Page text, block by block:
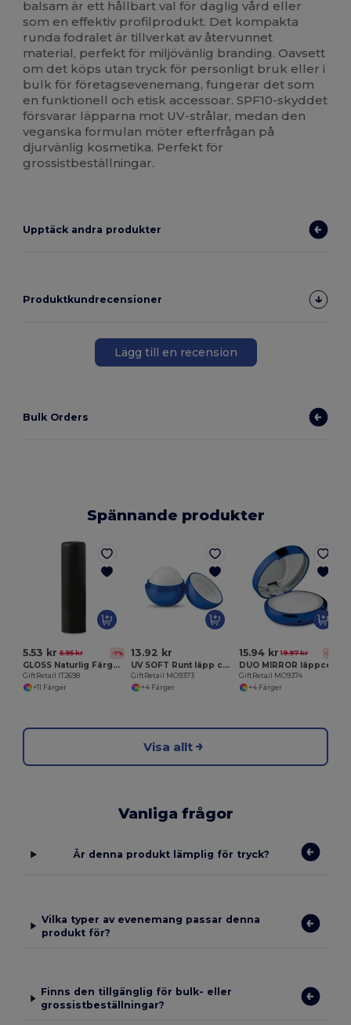
balsam är ett hållbart val för daglig vård eller
som en effektiv profilprodukt. Det kompakta
runda fodralet är tillverkat av återvunnet
material, perfekt för miljövänlig branding. Oavsett
om det köps utan tryck för personligt bruk eller i
bulk för företagsevenemang, fungerar det som
en funktionell och etisk accessoar. SPF10-skyddet
försvarar läpparna mot UV-strålar, medan den
veganska formulan möter efterfrågan på
djurvänlig kosmetika. Perfekt för
grossistbeställningar.
Upptäck andra produkter
Produktkundrecensioner
Lägg till en recension
Bulk Orders
Spännande produkter
5.53 kr 5.95 kr -7%
GLOSS Naturlig Färgad Läppbalsam med SPF10 Skydd
GiftRetail IT2698
+11 Färger
13.92 kr
UV SOFT Runt läpp cerat med UV skydd
GiftRetail MO9373
+4 Färger
15.94 kr 19.97 kr -20%
GiftRetail MO9374
+4 Färger
Visa allt
Vanliga frågor
Är denna produkt lämplig för tryck?
Vilka typer av evenemang passar denna
produkt för?
Finns den tillgänglig för bulk- eller
grossistbeställningar?